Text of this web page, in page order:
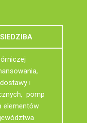
i
pomp
elementów